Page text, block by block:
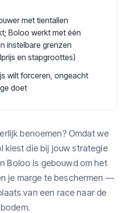
met tientallen
Boloo werkt met één
instelbare grenzen
en stapgroottes)
wilt forceren, ongeacht
doet
benoemen? Omdat we
kiest die bij jouw strategie
Boloo is gebouwd om het
je marge te beschermen —
van een race naar de
bodem.